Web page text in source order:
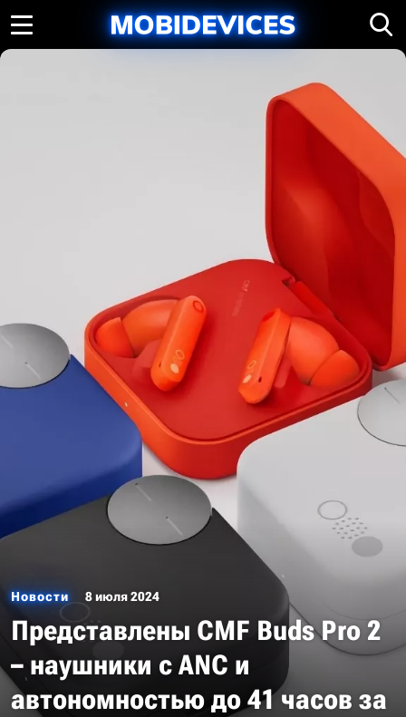
Новости 8 июля 2024
Представлены CMF Buds Pro 2
– наушники с ANC и
автономностью до 41 часов за